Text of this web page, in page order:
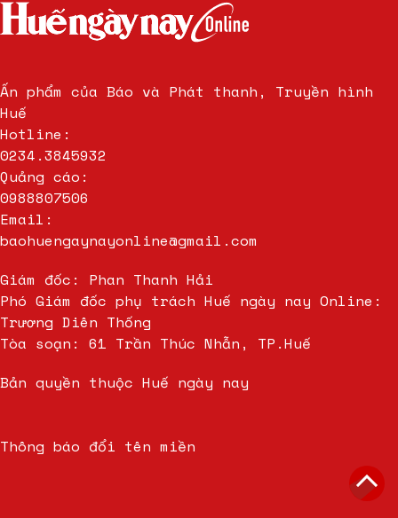
Ấn phẩm của Báo và Phát thanh, Truyền hình
Huế
Hotline:
0234.3845932
Quảng cáo:
0988807506
Email:
baohuengaynayonline@gmail.com
Giám đốc: Phan Thanh Hải
Phó Giám đốc phụ trách Huế ngày nay Online:
Trương Diên Thống
Tòa soạn: 61 Trần Thúc Nhẫn, TP.Huế
Bản quyền thuộc Huế ngày nay
Thông báo đổi tên miền